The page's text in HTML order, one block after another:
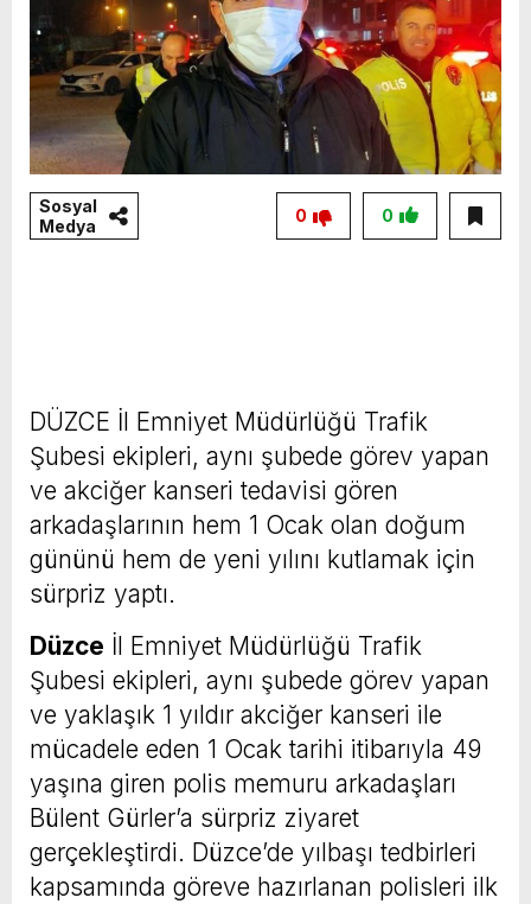
Sosyal
Medya
0
0
DÜZCE İl Emniyet Müdürlüğü Trafik
Şubesi ekipleri, aynı şubede görev yapan
ve akciğer kanseri tedavisi gören
arkadaşlarının hem 1 Ocak olan doğum
gününü hem de yeni yılını kutlamak için
sürpriz yaptı.
Düzce İl Emniyet Müdürlüğü Trafik
Şubesi ekipleri, aynı şubede görev yapan
ve yaklaşık 1 yıldır akciğer kanseri ile
mücadele eden 1 Ocak tarihi itibarıyla 49
yaşına giren polis memuru arkadaşları
Bülent Gürler’a sürpriz ziyaret
gerçekleştirdi. Düzce’de yılbaşı tedbirleri
kapsamında göreve hazırlanan polisleri ilk